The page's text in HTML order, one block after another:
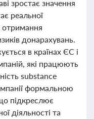
зростає значення
реальної
отримання
донарахувань.
в країнах ЄС і
які працюють
substance
формальною
підкреслює
діяльності та